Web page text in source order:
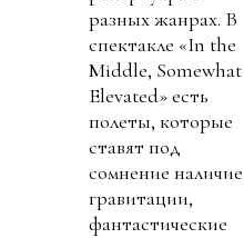
разных жанрах. В
спектакле «In the
Middle, Somewhat
Elevated» есть
полеты, которые
ставят под
сомнение наличие
гравитации,
фантастические